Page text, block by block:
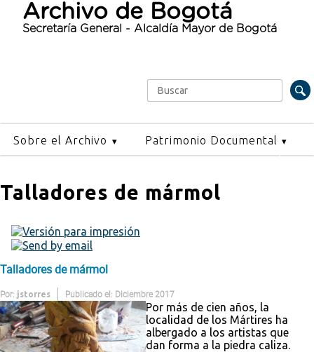
Archivo de Bogotá
Secretaría General - Alcaldía Mayor de Bogotá
Formulario de búsqueda
Buscar
Sobre el Archivo Patrimonio Documental
Talladores de mármol
Talladores de mármol
Por: jstorres Publicado el: Diciembre 2017
Por más de cien años, la
localidad de los Mártires ha
albergado a los artistas que
dan forma a la piedra caliza.